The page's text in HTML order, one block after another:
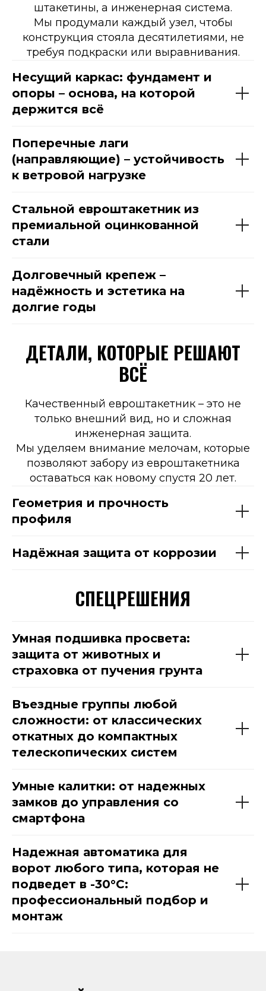
штакетины, а инженерная система.
Мы продумали каждый узел, чтобы
конструкция стояла десятилетиями, не
требуя подкраски или выравнивания.
Несущий каркас: фундамент и
опоры – основа, на которой
держится всё
Поперечные лаги
(направляющие) – устойчивость
к ветровой нагрузке
Стальной евроштакетник из
премиальной оцинкованной
стали
Долговечный крепеж –
надёжность и эстетика на
долгие годы
ДЕТАЛИ, КОТОРЫЕ РЕШАЮТ
ВСЁ
Качественный евроштакетник – это не
только внешний вид, но и сложная
инженерная защита.
Мы уделяем внимание мелочам, которые
позволяют забору из евроштакетника
оставаться как новому спустя 20 лет.
Геометрия и прочность
профиля
Надёжная защита от коррозии
СПЕЦРЕШЕНИЯ
Умная подшивка просвета:
защита от животных и
страховка от пучения грунта
Въездные группы любой
сложности: от классических
откатных до компактных
телескопических систем
Умные калитки: от надежных
замков до управления со
смартфона
Надежная автоматика для
ворот любого типа, которая не
подведет в -30°C:
профессиональный подбор и
монтаж